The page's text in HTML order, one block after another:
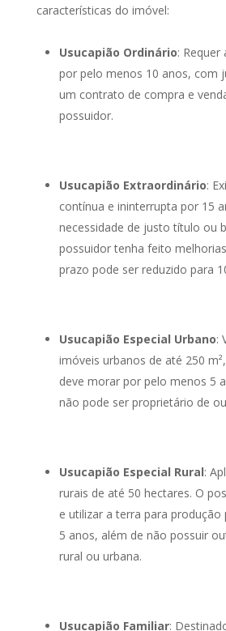
características do imóvel:
Usucapião Ordinário: Requer
por pelo menos 10 anos, com
um contrato de compra e
possuidor.
Usucapião Extraordinário:
contínua e ininterrupta por 15
necessidade de justo título ou
possuidor tenha feito
prazo pode ser reduzido para
Usucapião Especial Urbano:
imóveis urbanos de até 250
deve morar por pelo menos 5
não pode ser proprietário de
Usucapião Especial Rural:
rurais de até 50 hectares. O
e utilizar a terra para
5 anos, além de não possuir
rural ou urbana.
Usucapião Familiar: